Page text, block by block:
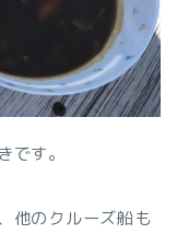
す。
他のクルーズ船も